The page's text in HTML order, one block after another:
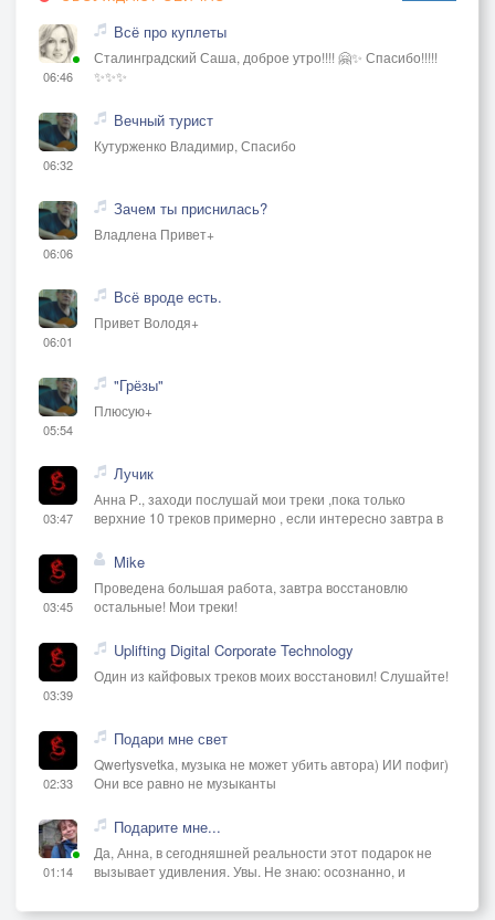
06:46
Всё про куплеты
Сталинградский Саша, доброе утро!!!! 🤗✨ Спасибо!!!!!
✨✨✨
06:32
Вечный турист
Кутурженко Владимир, Спасибо
06:06
Зачем ты приснилась?
Владлена Привет+
06:01
Всё вроде есть.
Привет Володя+
05:54
"Грёзы"
Плюсую+
03:47
Лучик
Анна Р., заходи послушай мои треки ,пока только
верхние 10 треков примерно , если интересно завтра в
03:45
Mike
Проведена большая работа, завтра восстановлю
остальные! Мои треки!
03:39
Uplifting Digital Corporate Technology
Один из кайфовых треков моих восстановил! Слушайте!
02:33
Подари мне свет
Qwertysvetka, музыка не может убить автора) ИИ пофиг)
Они все равно не музыканты
01:14
Подарите мне...
Да, Анна, в сегодняшней реальности этот подарок не
вызывает удивления. Увы. Не знаю: осознанно, и